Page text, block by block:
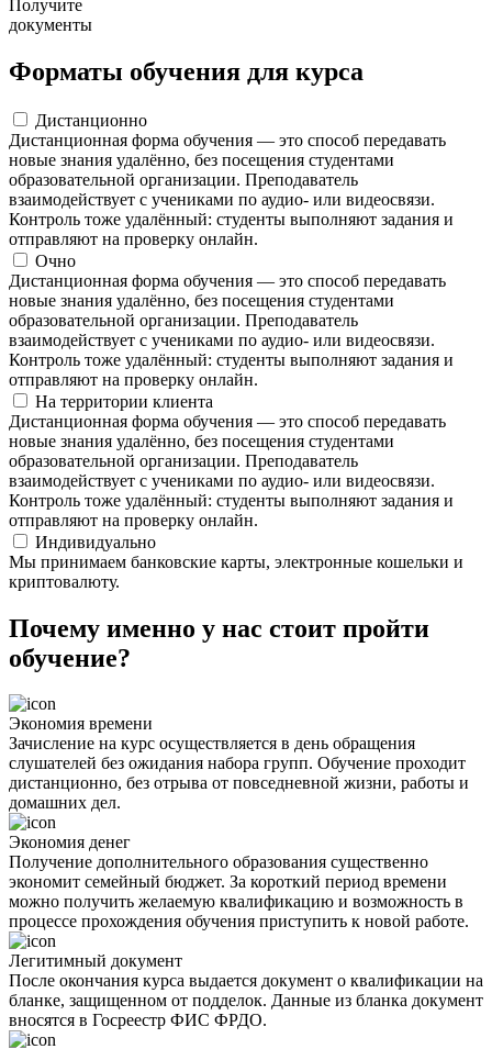
Получите
документы
Форматы обучения для курса
Дистанционно
Дистанционная форма обучения — это способ передавать
новые знания удалённо, без посещения студентами
образовательной организации. Преподаватель
взаимодействует с учениками по аудио- или видеосвязи.
Контроль тоже удалённый: студенты выполняют задания и
отправляют на проверку онлайн.
Очно
Дистанционная форма обучения — это способ передавать
новые знания удалённо, без посещения студентами
образовательной организации. Преподаватель
взаимодействует с учениками по аудио- или видеосвязи.
Контроль тоже удалённый: студенты выполняют задания и
отправляют на проверку онлайн.
На территории клиента
Дистанционная форма обучения — это способ передавать
новые знания удалённо, без посещения студентами
образовательной организации. Преподаватель
взаимодействует с учениками по аудио- или видеосвязи.
Контроль тоже удалённый: студенты выполняют задания и
отправляют на проверку онлайн.
Индивидуально
Мы принимаем банковские карты, электронные кошельки и
криптовалюту.
Почему именно у нас стоит пройти
обучение?
Экономия времени
Зачисление на курс осуществляется в день обращения
слушателей без ожидания набора групп. Обучение проходит
дистанционно, без отрыва от повседневной жизни, работы и
домашних дел.
Экономия денег
Получение дополнительного образования существенно
экономит семейный бюджет. За короткий период времени
можно получить желаемую квалификацию и возможность в
процессе прохождения обучения приступить к новой работе.
Легитимный документ
После окончания курса выдается документ о квалификации на
бланке, защищенном от подделок. Данные из бланка документ
вносятся в Госреестр ФИС ФРДО.